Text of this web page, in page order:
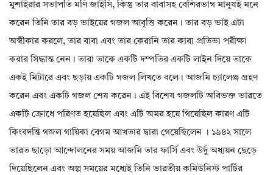
মুশাইরার সভাপতি মণি জাইসি, কিন্তু তার বাবাসহ বেশিরভাগ মানুষই মনে
করেন তিনি তার বড় ভাইয়ের গজল আবৃত্তি করেন। তার বড় ভাই এটা
অস্বীকার করলে, তার বাবা এবং তার কেরানি তার কাব্য প্রতিভা পরীক্ষা
করার সিদ্ধান্ত নেন। তারা তাকে একটি দম্পতির একটি লাইন দিয়ে তাকে
একই মিটারে এবং ছড়ায় একটি গজল লিখতে বলে। আজমি চ্যালেঞ্জ গ্রহণ
করেন এবং একটি গজল শেষ করেন। এই বিশেষ গজলটি অবিভক্ত ভারতে
একটি ক্রোধে পরিণত হয়েছিল এবং এটি অমর হয়ে গিয়েছিল কারণ এটি
কিংবদন্তি গজল গায়িকা বেগম আখতার দ্বারা গেয়েছিলেন । ১৯৪২ সালে
ভারত ছাড়ো আন্দোলনের সময় আজমি তার ফার্সি এবং উর্দু অধ্যয়ন ছেড়ে
দিয়েছিলেন এবং অল্প সময়ের মধ্যেই তিনি ভারতীয় কমিউনিস্ট পার্টির